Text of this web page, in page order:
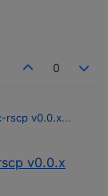
0
rscp v0.0.x
v0.0.x